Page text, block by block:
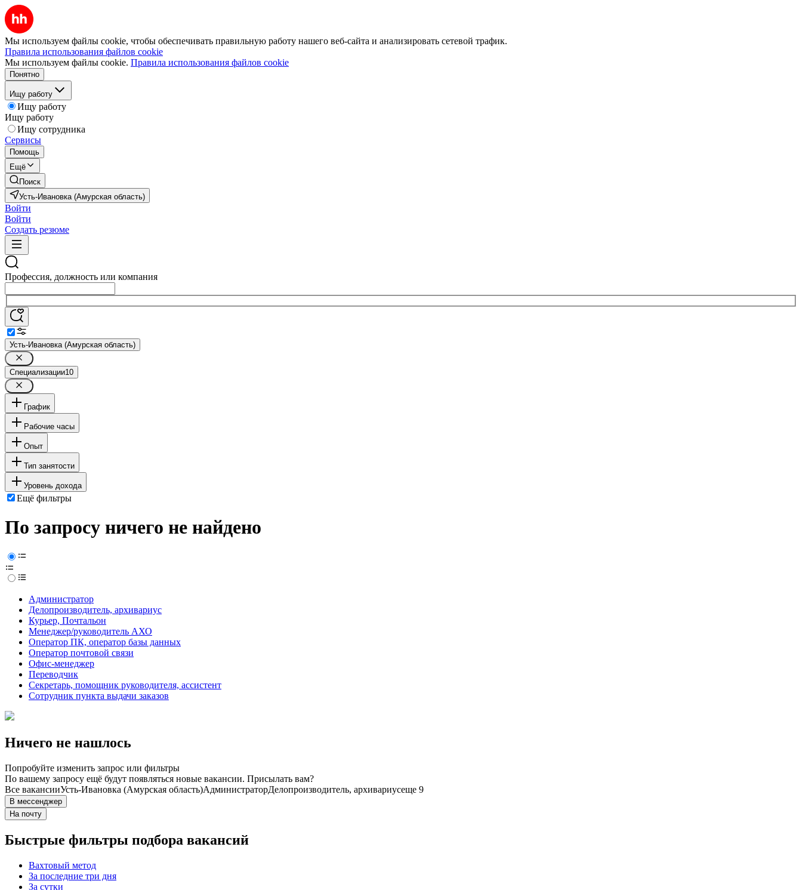
Мы используем файлы cookie, чтобы обеспечивать правильную работу нашего веб-сайта и анализировать сетевой трафик.
Правила использования файлов cookie
Мы используем файлы cookie. Правила использования файлов cookie
Понятно
Ищу работу
Ищу работу
Ищу работу
Ищу сотрудника
Сервисы
Помощь
Ещё
Поиск
Усть-Ивановка (Амурская область)
Войти
Войти
Создать резюме
Профессия, должность или компания
Усть-Ивановка (Амурская область)
Специализации10
График
Рабочие часы
Опыт
Тип занятости
Уровень дохода
Ещё фильтры
По запросу ничего не найдено
Администратор
Делопроизводитель, архивариус
Курьер, Почтальон
Менеджер/руководитель АХО
Оператор ПК, оператор базы данных
Оператор почтовой связи
Офис-менеджер
Переводчик
Секретарь, помощник руководителя, ассистент
Сотрудник пункта выдачи заказов
Ничего не нашлось
Попробуйте изменить запрос или фильтры
По вашему запросу ещё будут появляться новые вакансии. Присылать вам?
Все вакансииУсть-Ивановка (Амурская область)АдминистраторДелопроизводитель, архивариусеще 9
В мессенджер
На почту
Быстрые фильтры подбора вакансий
Вахтовый метод
За последние три дня
За сутки